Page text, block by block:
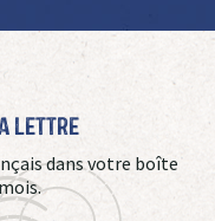
Lettre
dans votre boîte